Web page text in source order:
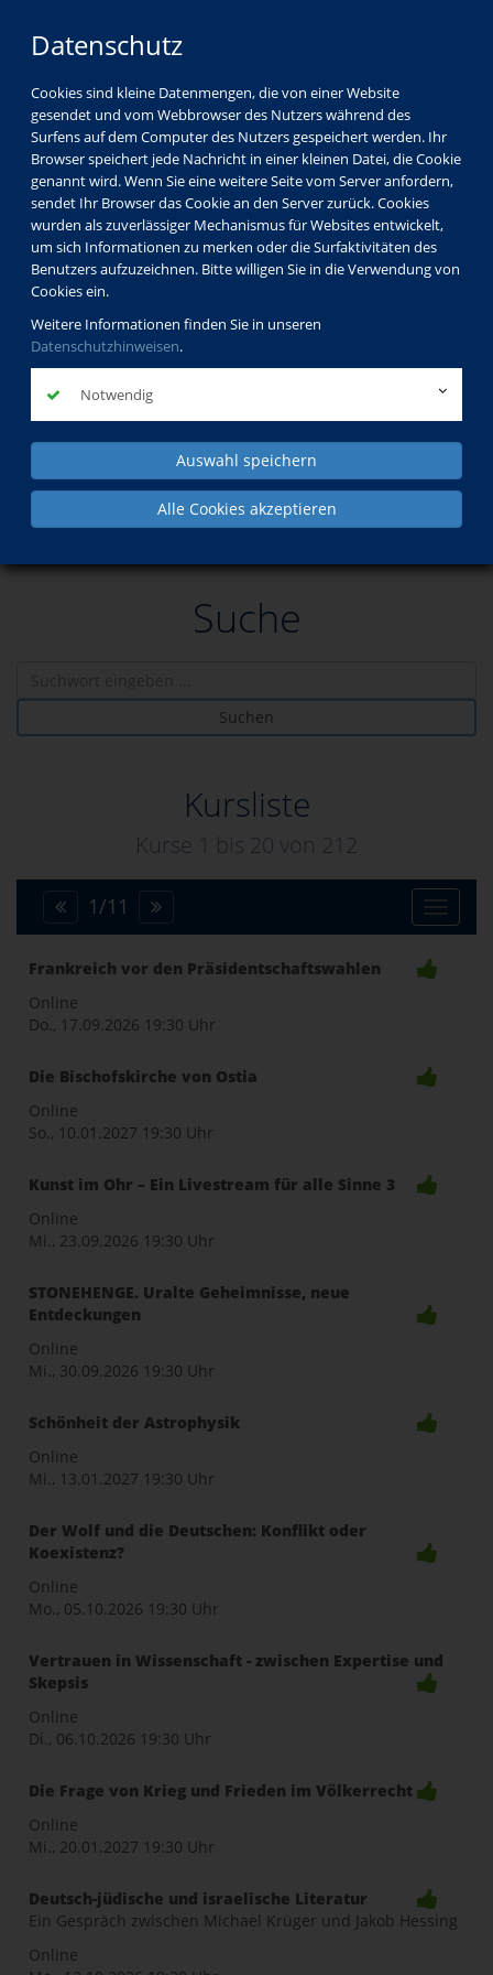
Datenschutz
Cookies sind kleine Datenmengen, die von einer Website
gesendet und vom Webbrowser des Nutzers während des
Surfens auf dem Computer des Nutzers gespeichert werden. Ihr
Browser speichert jede Nachricht in einer kleinen Datei, die Cookie
genannt wird. Wenn Sie eine weitere Seite vom Server anfordern,
sendet Ihr Browser das Cookie an den Server zurück. Cookies
wurden als zuverlässiger Mechanismus für Websites entwickelt,
um sich Informationen zu merken oder die Surfaktivitäten des
Benutzers aufzuzeichnen. Bitte willigen Sie in die Verwendung von
Cookies ein.
Weitere Informationen finden Sie in unseren
Datenschutzhinweisen.
Notwendig
Auswahl speichern
Alle Cookies akzeptieren
Suche
Suchen
Kursliste
Kurse 1 bis 20 von 212
Toggle
1/11
Frankreich vor den Präsidentschaftswahlen
Online
Do., 17.09.2026 19:30 Uhr
Die Bischofskirche von Ostia
Online
So., 10.01.2027 19:30 Uhr
Kunst im Ohr – Ein Livestream für alle Sinne 3
Online
Mi., 23.09.2026 19:30 Uhr
STONEHENGE. Uralte Geheimnisse, neue
Entdeckungen
Online
Mi., 30.09.2026 19:30 Uhr
Schönheit der Astrophysik
Online
Mi., 13.01.2027 19:30 Uhr
Der Wolf und die Deutschen: Konflikt oder
Koexistenz?
Online
Mo., 05.10.2026 19:30 Uhr
Vertrauen in Wissenschaft - zwischen Expertise und
Skepsis
Online
Di., 06.10.2026 19:30 Uhr
Die Frage von Krieg und Frieden im Völkerrecht
Online
Mi., 20.01.2027 19:30 Uhr
Deutsch-jüdische und israelische Literatur
Ein Gespräch zwischen Michael Krüger und Jakob Hessing
Online